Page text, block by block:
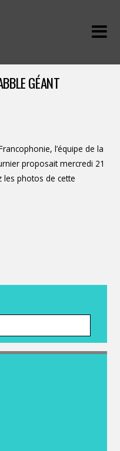
GÉANT
l’équipe de la
proposait mercredi 21
les photos de cette